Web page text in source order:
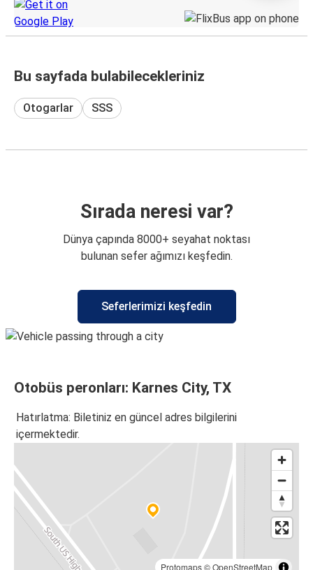
Bu sayfada bulabilecekleriniz
Otogarlar SSS
Sırada neresi var?
Dünya çapında 8000+ seyahat noktası
bulunan sefer ağımızı keşfedin.
Seferlerimizi keşfedin
Otobüs peronları: Karnes City, TX
Hatırlatma: Biletiniz en güncel adres bilgilerini
içermektedir.
Protomaps©OpenStreetMap